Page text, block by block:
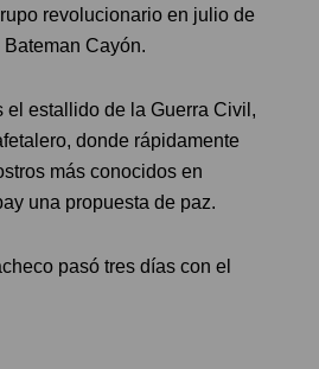
revolucionario en julio de
Cayón.
el estallido de la Guerra Civil,
donde rápidamente
más conocidos en
una propuesta de paz.
pasó tres días con el